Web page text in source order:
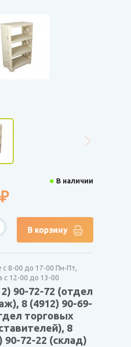
В наличии
В корзину
с 8-00 до 17-00 Пн-Пт,
с 12-00 до 13-00
90-72-72 (отдел
8 (4912) 90-69-
торговых
8
90-72-22 (склад)